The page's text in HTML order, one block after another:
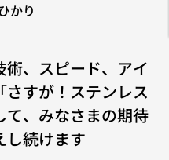
かり
、スピード、アイ
すが！ステンレス
て、みなさまの期待
し続けます